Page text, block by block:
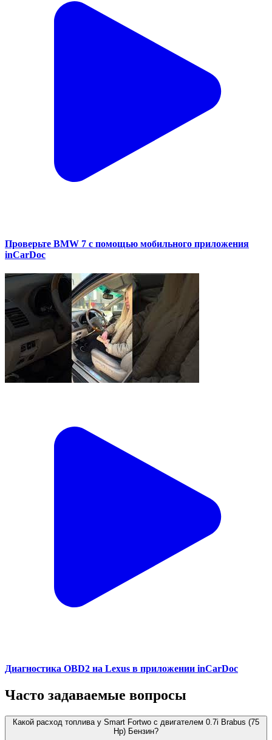
Проверьте BMW 7 с помощью мобильного приложения
inCarDoc
Диагностика OBD2 на Lexus в приложении inCarDoc
Часто задаваемые вопросы
Какой расход топлива у Smart Fortwo с двигателем 0.7i Brabus (75
Hp) Бензин?